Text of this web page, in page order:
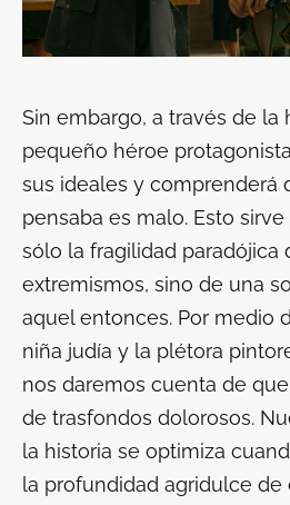
Sin embargo, a través de la
pequeño héroe
sus ideales y comprenderá
pensaba es malo. Esto
sólo la fragilidad paradójica
extremismos, sino de una
aquel entonces. Por medio
niña judía y la plétora
nos daremos cuenta de
de trasfondos dolorosos.
la historia se optimiza
la profundidad agridulce de